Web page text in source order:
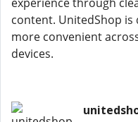
content. UnitedShop
more convenient
devices.